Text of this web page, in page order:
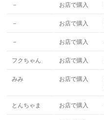
－ お店で購入
－ お店で購入
－ お店で購入
フクちゃん お店で購入
みみ お店で購入
とんちゃま お店で購入